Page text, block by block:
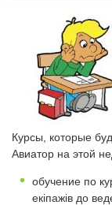
Курсы, которые
Авиатор на этой
обучение по
екіпажів до